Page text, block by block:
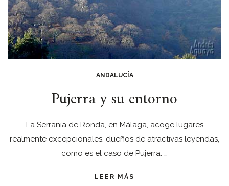
ANDALUCÍA
Pujerra y su entorno
La Serranía de Ronda, en Málaga, acoge lugares
realmente excepcionales, dueños de atractivas leyendas,
como es el caso de Pujerra. …
LEER MÁS